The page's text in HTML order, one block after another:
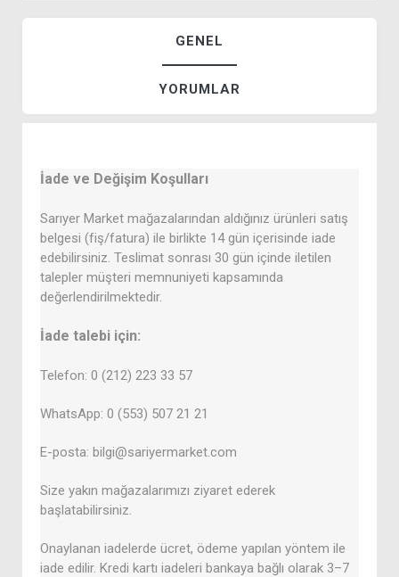
GENEL
YORUMLAR
İade ve Değişim Koşulları
Sarıyer Market mağazalarından aldığınız ürünleri satış
belgesi (fiş/fatura) ile birlikte 14 gün içerisinde iade
edebilirsiniz. Teslimat sonrası 30 gün içinde iletilen
talepler müşteri memnuniyeti kapsamında
değerlendirilmektedir.
İade talebi için:
Telefon: 0 (212) 223 33 57
WhatsApp: 0 (553) 507 21 21
E-posta: bilgi@sariyermarket.com
Size yakın mağazalarımızı ziyaret ederek
başlatabilirsiniz.
Onaylanan iadelerde ücret, ödeme yapılan yöntem ile
iade edilir. Kredi kartı iadeleri bankaya bağlı olarak 3–7